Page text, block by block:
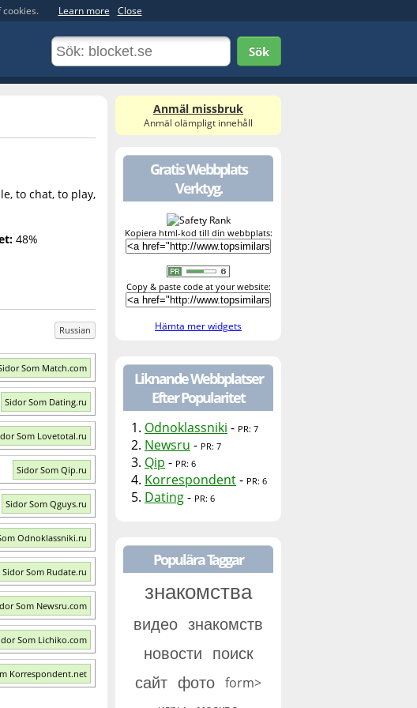
Learn more Close
Sök
to chat, to play,
48%
Russian
Som Match.com
Sidor Som Dating.ru
Som Lovetotal.ru
Sidor Som Qip.ru
Sidor Som Qguys.ru
Odnoklassniki.ru
Sidor Som Rudate.ru
Som Newsru.com
Som Lichiko.com
Korrespondent.net
Anmäl missbruk
Anmäl olämpligt innehåll
Gratis Webbplats
Verktyg.
Kopiera html-kod till din webbplats:
Copy & paste code at your website:
Hämta mer widgets
Liknande Webbplatser
Efter Popularitet
1. Odnoklassniki - PR: 7
2. Newsru - PR: 7
3. Qip - PR: 6
4. Korrespondent- PR: 6
5. Dating- PR: 6
Populära Taggar
знакомства
видео знакомств
новости поиск
сайт фото form>